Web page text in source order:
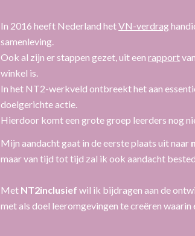
In 2016 heeft Nederland hetVN-verdrag
samenleving.
Ook al zijn er stappen gezet, uit eenrapport
winkel is.
In het NT2-werkveld ontbreekt het aan
doelgerichte actie.
Hierdoor komt een grote groep leerders nog
Mijn aandacht gaat in de eerste plaats uit naar
maar van tijd tot tijd zal ik ook aandacht
Met NT2inclusief wil ik bijdragen aan de
met als doel leeromgevingen te creëren